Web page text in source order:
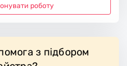
роботу
з підбором